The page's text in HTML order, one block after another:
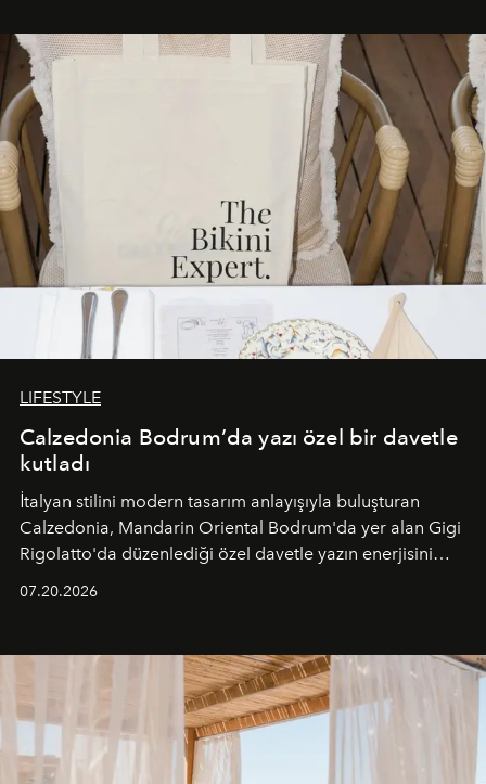
buluşturarak markanın Cavo Tagoo’daki varlığını
sürükleyici ve mevsime özel bir deneyime dönüştürüyor.
LIFESTYLE
Calzedonia Bodrum’da yazı özel bir davetle
kutladı
İtalyan stilini modern tasarım anlayışıyla buluşturan
Calzedonia, Mandarin Oriental Bodrum'da yer alan Gigi
Rigolatto'da düzenlediği özel davetle yazın enerjisini
07.20.2026